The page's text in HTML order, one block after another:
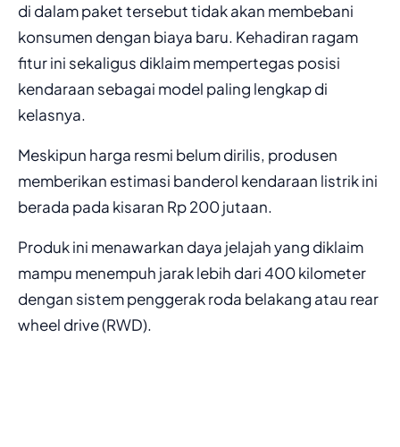
di dalam paket tersebut tidak akan membebani
konsumen dengan biaya baru. Kehadiran ragam
fitur ini sekaligus diklaim mempertegas posisi
kendaraan sebagai model paling lengkap di
kelasnya.
Meskipun harga resmi belum dirilis, produsen
memberikan estimasi banderol kendaraan listrik ini
berada pada kisaran Rp 200 jutaan.
Produk ini menawarkan daya jelajah yang diklaim
mampu menempuh jarak lebih dari 400 kilometer
dengan sistem penggerak roda belakang atau rear
wheel drive (RWD).